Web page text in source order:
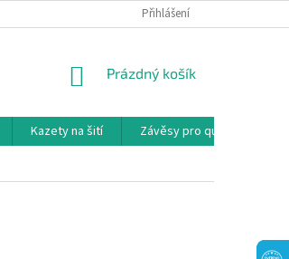
REKLAMAČNÍ PODMÍNKY
Přihlášení
NÁKUPNÍ
Prázdný košík
Kazety na šití Závěsy pro quilty